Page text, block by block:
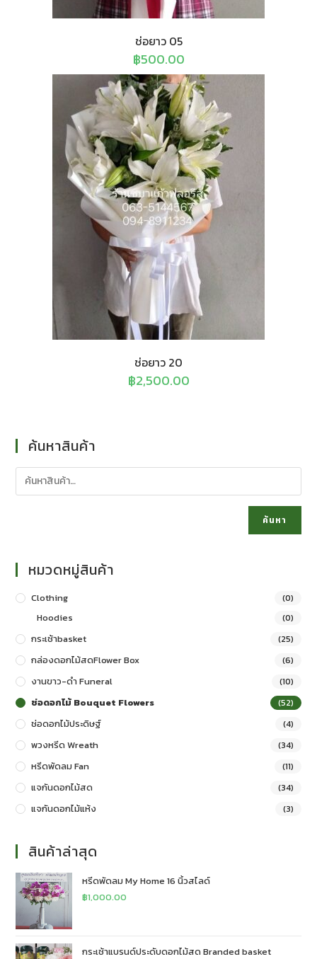
ช่อยาว 05
฿500.00
ช่อยาว 20
฿2,500.00
ค้นหาสินค้า
ค้นหา
หมวดหมู่สินค้า
Clothing (0)
Hoodies (0)
กระเช้าbasket (25)
กล่องดอกไม้สดFlower Box (6)
งานขาว-ดำ Funeral (10)
ช่อดอกไม้ Bouquet Flowers (52)
ช่อดอกไม้ประดิษฐ์ (4)
พวงหรีด Wreath (34)
หรีดพัดลม Fan (11)
แจกันดอกไม้สด (34)
แจกันดอกไม้แห้ง (3)
สินค้าล่าสุด
หรีดพัดลม My Home 16 นิ้วสไลด์
฿1,000.00
กระเช้าแบรนด์ประดับดอกไม้สด Branded basket